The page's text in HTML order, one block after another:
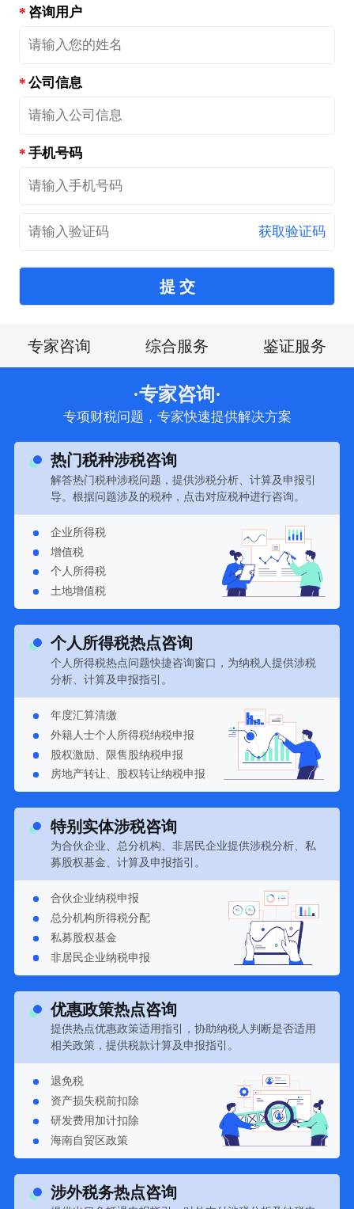
咨询用户
公司信息
手机号码
获取验证码
提 交
专家咨询 综合服务 鉴证服务
·专家咨询·
专项财税问题，专家快速提供解决方案
热门税种涉税咨询
解答热门税种涉税问题，提供涉税分析、计算及申报引
导。根据问题涉及的税种，点击对应税种进行咨询。
企业所得税
增值税
个人所得税
土地增值税
个人所得税热点咨询
个人所得税热点问题快捷咨询窗口，为纳税人提供涉税
分析、计算及申报指引。
年度汇算清缴
外籍人士个人所得税纳税申报
股权激励、限售股纳税申报
房地产转让、股权转让纳税申报
特别实体涉税咨询
为合伙企业、总分机构、非居民企业提供涉税分析、私
募股权基金、计算及申报指引。
合伙企业纳税申报
总分机构所得税分配
私募股权基金
非居民企业纳税申报
优惠政策热点咨询
提供热点优惠政策适用指引，协助纳税人判断是否适用
相关政策，提供税款计算及申报指引。
退免税
资产损失税前扣除
研发费用加计扣除
海南自贸区政策
涉外税务热点咨询